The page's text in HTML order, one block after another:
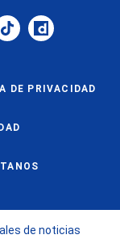
DE PRIVACIDAD
de noticias